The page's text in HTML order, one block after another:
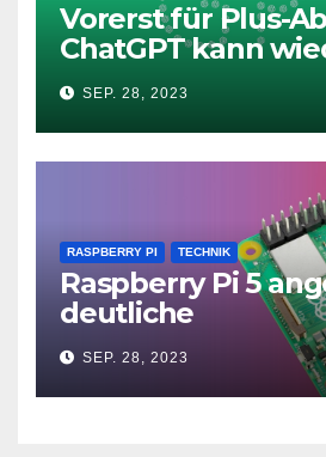
Vorerst für Plus-
ChatGPT kann
das Internet
SEP. 28, 2023
RASPBERRY PI TECHNIK
Raspberry Pi 5
deutliche
zu 2x 4K60
SEP. 28, 2023